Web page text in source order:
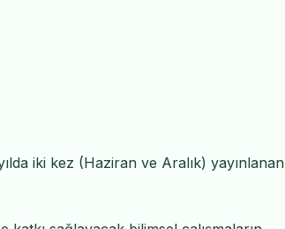
iki kez (Haziran ve Aralık) yayınlanan